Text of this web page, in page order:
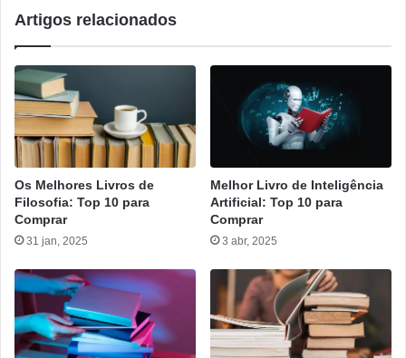
Artigos relacionados
Os Melhores Livros de
Filosofia: Top 10 para
Comprar
31 jan, 2025
Melhor Livro de Inteligência
Artificial: Top 10 para
Comprar
3 abr, 2025